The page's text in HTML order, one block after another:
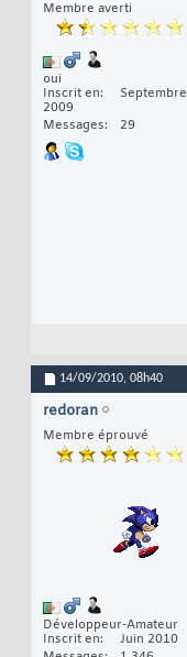
Membre averti
oui
Inscrit en
Septembre
2009
Messages
29
14/09/2010, 08h40
redoran
Membre éprouvé
Développeur-Amateur
Inscrit en
Juin 2010